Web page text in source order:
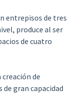
entrepisos de tres
produce al ser
de cuatro
de
gran capacidad